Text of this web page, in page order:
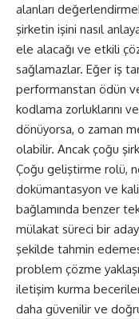
alanları
şirketin işini nasıl
ele alacağı ve etkili
sağlamazlar. Eğer iş
performanstan ödün
kodlama zorluklarını
dönüyorsa, o zaman
olabilir. Ancak çoğu
Çoğu geliştirme rolü,
dokümantasyon ve
bağlamında benzer
mülakat süreci bir
şekilde tahmin
problem çözme
iletişim kurma
daha güvenilir ve